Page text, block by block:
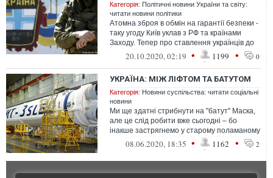
Категорія: Політичні новини України та світу:
читати новини політики
Атомна зброя в обмін на гарантії безпеки -
таку угоду Київ уклав з РФ та країнами
Заходу. Тепер про ставлення українців до
документа 1994 року запитаю...
20.10.2020, 02:19 • 1199 • 0
УКРАЇНА: МІЖ ЛІФТОМ ТА БАТУТОМ
Категорія: Новини суспільства: читати соціальні
новини
Ми ще здатні стрибнути на "батут" Маска,
але це слід робити вже сьогодні – бо
інакше застрягнемо у старому поламаному
ліфті із грамофонним голосом Гаг...
08.06.2020, 18:35 • 1162 • 2